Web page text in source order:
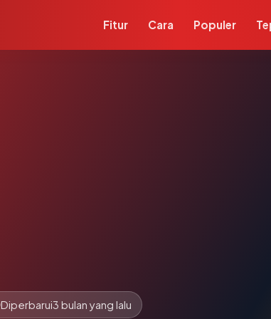
Fitur Cara Populer
Diperbarui3 bulan yang lalu